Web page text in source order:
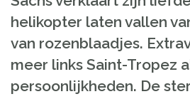
helikopter laten vallen
van rozenblaadjes.
meer links Saint-Tropez
persoonlijkheden. De